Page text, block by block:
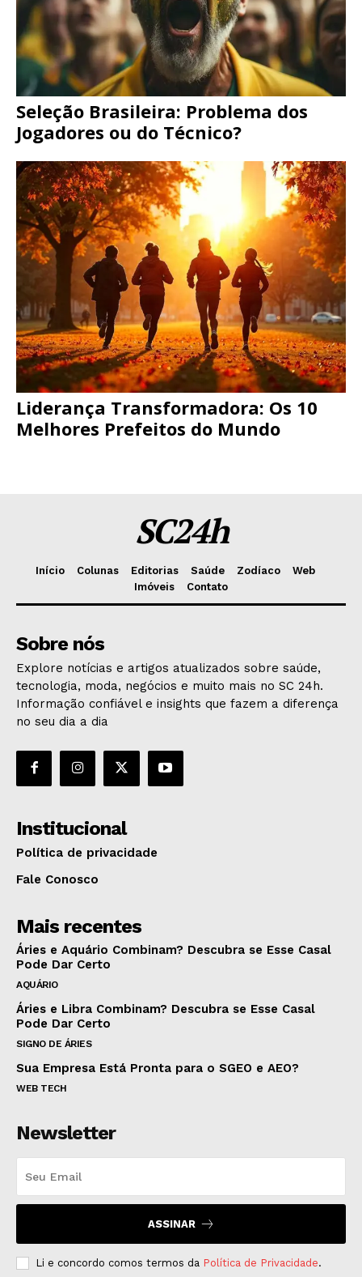
Seleção Brasileira: Problema dos
Jogadores ou do Técnico?
Liderança Transformadora: Os 10
Melhores Prefeitos do Mundo
SC24h
Início Colunas Editorias Saúde Zodíaco
Web
Imóveis
Contato
Sobre nós
Explore notícias e artigos atualizados sobre saúde,
tecnologia, moda, negócios e muito mais no SC 24h.
Informação confiável e insights que fazem a diferença
no seu dia a dia
Institucional
Política de privacidade
Fale Conosco
Mais recentes
Áries e Aquário Combinam? Descubra se Esse Casal
Pode Dar Certo
AQUÁRIO
Áries e Libra Combinam? Descubra se Esse Casal
Pode Dar Certo
SIGNO DE ÁRIES
Sua Empresa Está Pronta para o SGEO e AEO?
WEB TECH
Newsletter
ASSINAR
Li e concordo comos termos da Política de Privacidade.